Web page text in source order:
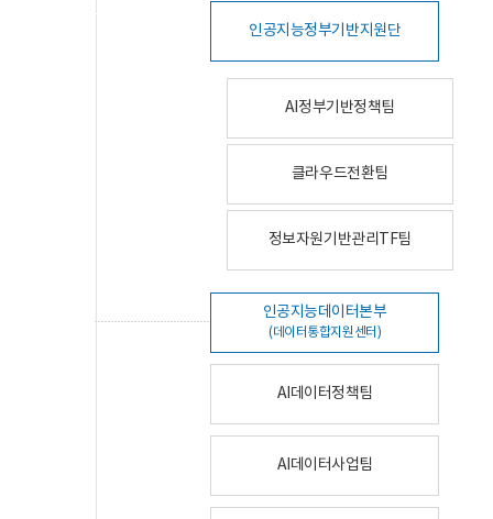
인공지능정부기반지원단
AI정부기반정책팀
클라우드전환팀
정보자원기반관리TF팀
인공지능데이터본부
(데이터통합지원센터)
AI데이터정책팀
AI데이터사업팀